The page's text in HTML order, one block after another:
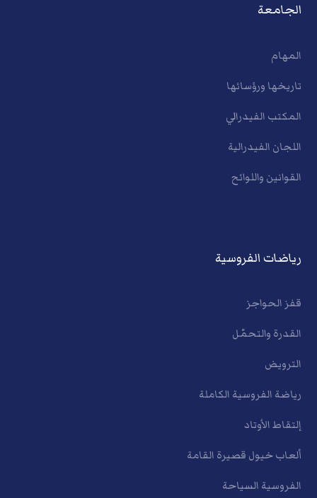
الجامعة
المهام
تاريخها ورؤسائها
المكتب الفيدرالي
اللجان الفيدرالية
القوانين واللوائح
رياضات الفروسية
قفز الحواجز
القدرة والتحمّل
الترويض
رياضة الفروسية الكاملة
إلتقاط الأوتاد
ألعاب خيول قصيرة القامة
الفروسية السياحة